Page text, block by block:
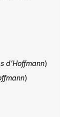
d’Hoffmann)
)